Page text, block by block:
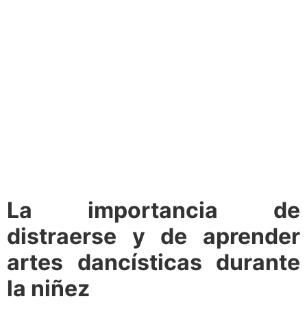
La importancia de
distraerse y de aprender
artes dancísticas durante
la niñez